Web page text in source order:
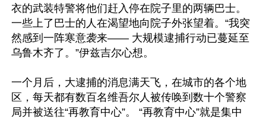
衣的武装特警将他们赶入停在院子里的两辆巴士。
一些上了巴士的人在渴望地向院子外张望着。“我突
然感到一阵寒意袭来—— 大规模逮捕行动已蔓延至
乌鲁木齐了。”伊兹吉尔心想。
一个月后，大逮捕的消息满天飞，在城市的各个地
区，每天都有数百名维吾尔人被传唤到数十个警察
局并被送往“再教育中心”。 “再教育中心”就是集中